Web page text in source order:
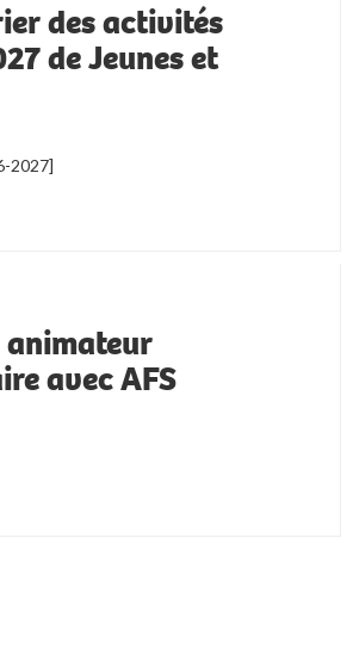
des activités
de Jeunes et
2027]
animateur
avec AFS